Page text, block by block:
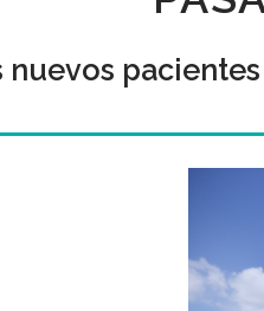
nuevos